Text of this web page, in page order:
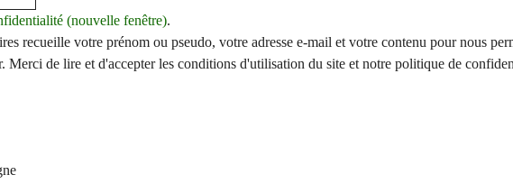
(nouvelle fenêtre).
recueille votre prénom ou pseudo, votre adresse e-mail et votre contenu pour nous
Merci de lire et d'accepter les conditions d'utilisation du site et notre politique de